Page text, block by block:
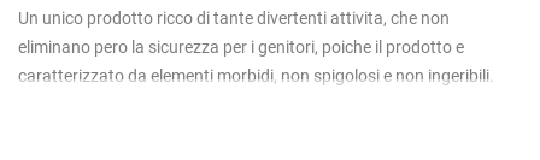
Un unico prodotto ricco di tante divertenti attivita, che non
eliminano pero la sicurezza per i genitori, poiche il prodotto e
caratterizzato da elementi morbidi, non spigolosi e non ingeribili.